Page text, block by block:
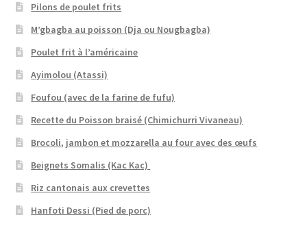
Pilons de poulet frits
M’gbagba au poisson (Dja ou Nougbagba)
Poulet frit à l’américaine
Ayimolou (Atassi)
Foufou (avec de la farine de fufu)
Recette du Poisson braisé (Chimichurri Vivaneau)
Brocoli, jambon et mozzarella au four avec des œufs
Beignets Somalis (Kac Kac)
Riz cantonais aux crevettes
Hanfoti Dessi (Pied de porc)